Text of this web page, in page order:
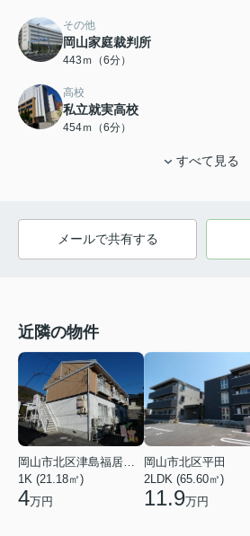
その他
岡山家庭裁判所
443ｍ（6分）
高校
私立就実高校
454ｍ（6分）
すべて見る
メールで共有する
近隣の物件
1K (21.18㎡)
4万円
岡山市北区平田
2LDK (65.60㎡)
11.9万円